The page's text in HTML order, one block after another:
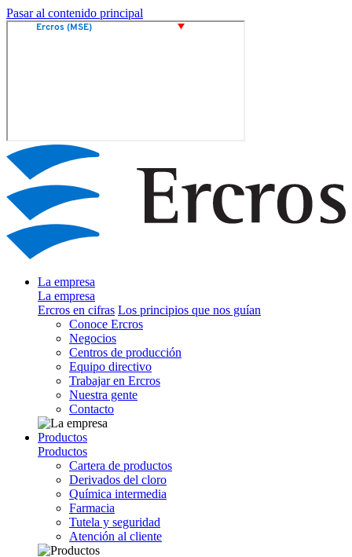
Pasar al contenido principal
La empresa
La empresa
Ercros en cifras Los principios que nos guían
Conoce Ercros
Negocios
Centros de producción
Equipo directivo
Trabajar en Ercros
Nuestra gente
Contacto
Productos
Productos
Cartera de productos
Derivados del cloro
Química intermedia
Farmacia
Tutela y seguridad
Atención al cliente